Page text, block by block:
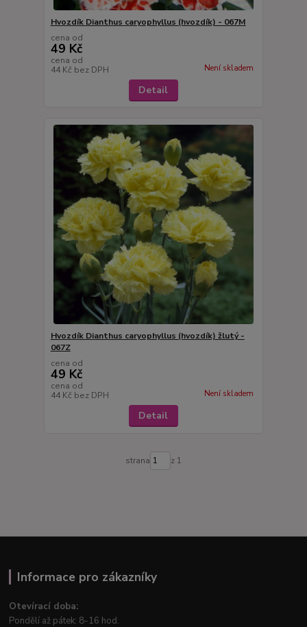
Hvozdík Dianthus caryophyllus (hvozdík) - 067M
cena od
49 Kč
cena od
44 Kč bez DPH Není skladem
Detail
Hvozdík Dianthus caryophyllus (hvozdík) žlutý -
067Z
cena od
49 Kč
cena od
44 Kč bez DPH Není skladem
Detail
strana z 1
Informace pro zákazníky
Otevírací doba:
Pondělí až pátek: 8-16 hod.